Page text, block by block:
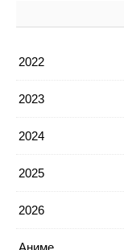
2022
2023
2024
2025
2026
Аниме